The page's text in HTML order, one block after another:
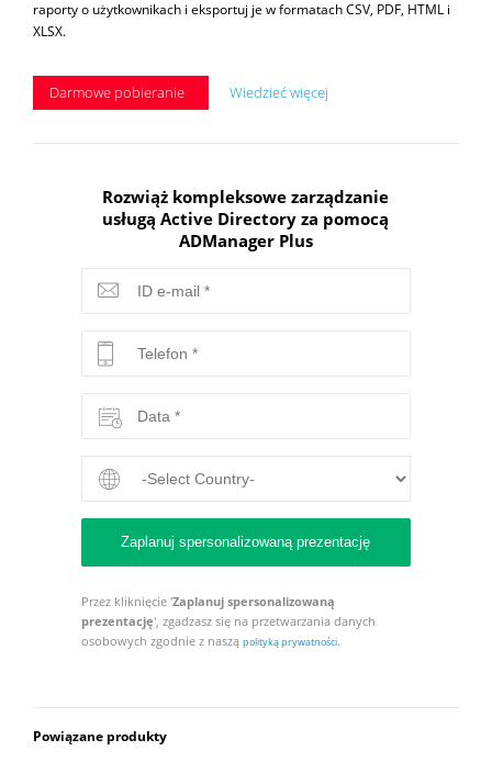
raporty o użytkownikach i eksportuj je w formatach CSV, PDF, HTML i
XLSX.
Darmowe pobieranie Wiedzieć więcej
Rozwiąż kompleksowe zarządzanie
usługą Active Directory za pomocą
ADManager Plus
Przez kliknięcie 'Zaplanuj spersonalizowaną
prezentację', zgadzasz się na przetwarzania danych
osobowych zgodnie z naszą polityką prywatności.
Powiązane produkty